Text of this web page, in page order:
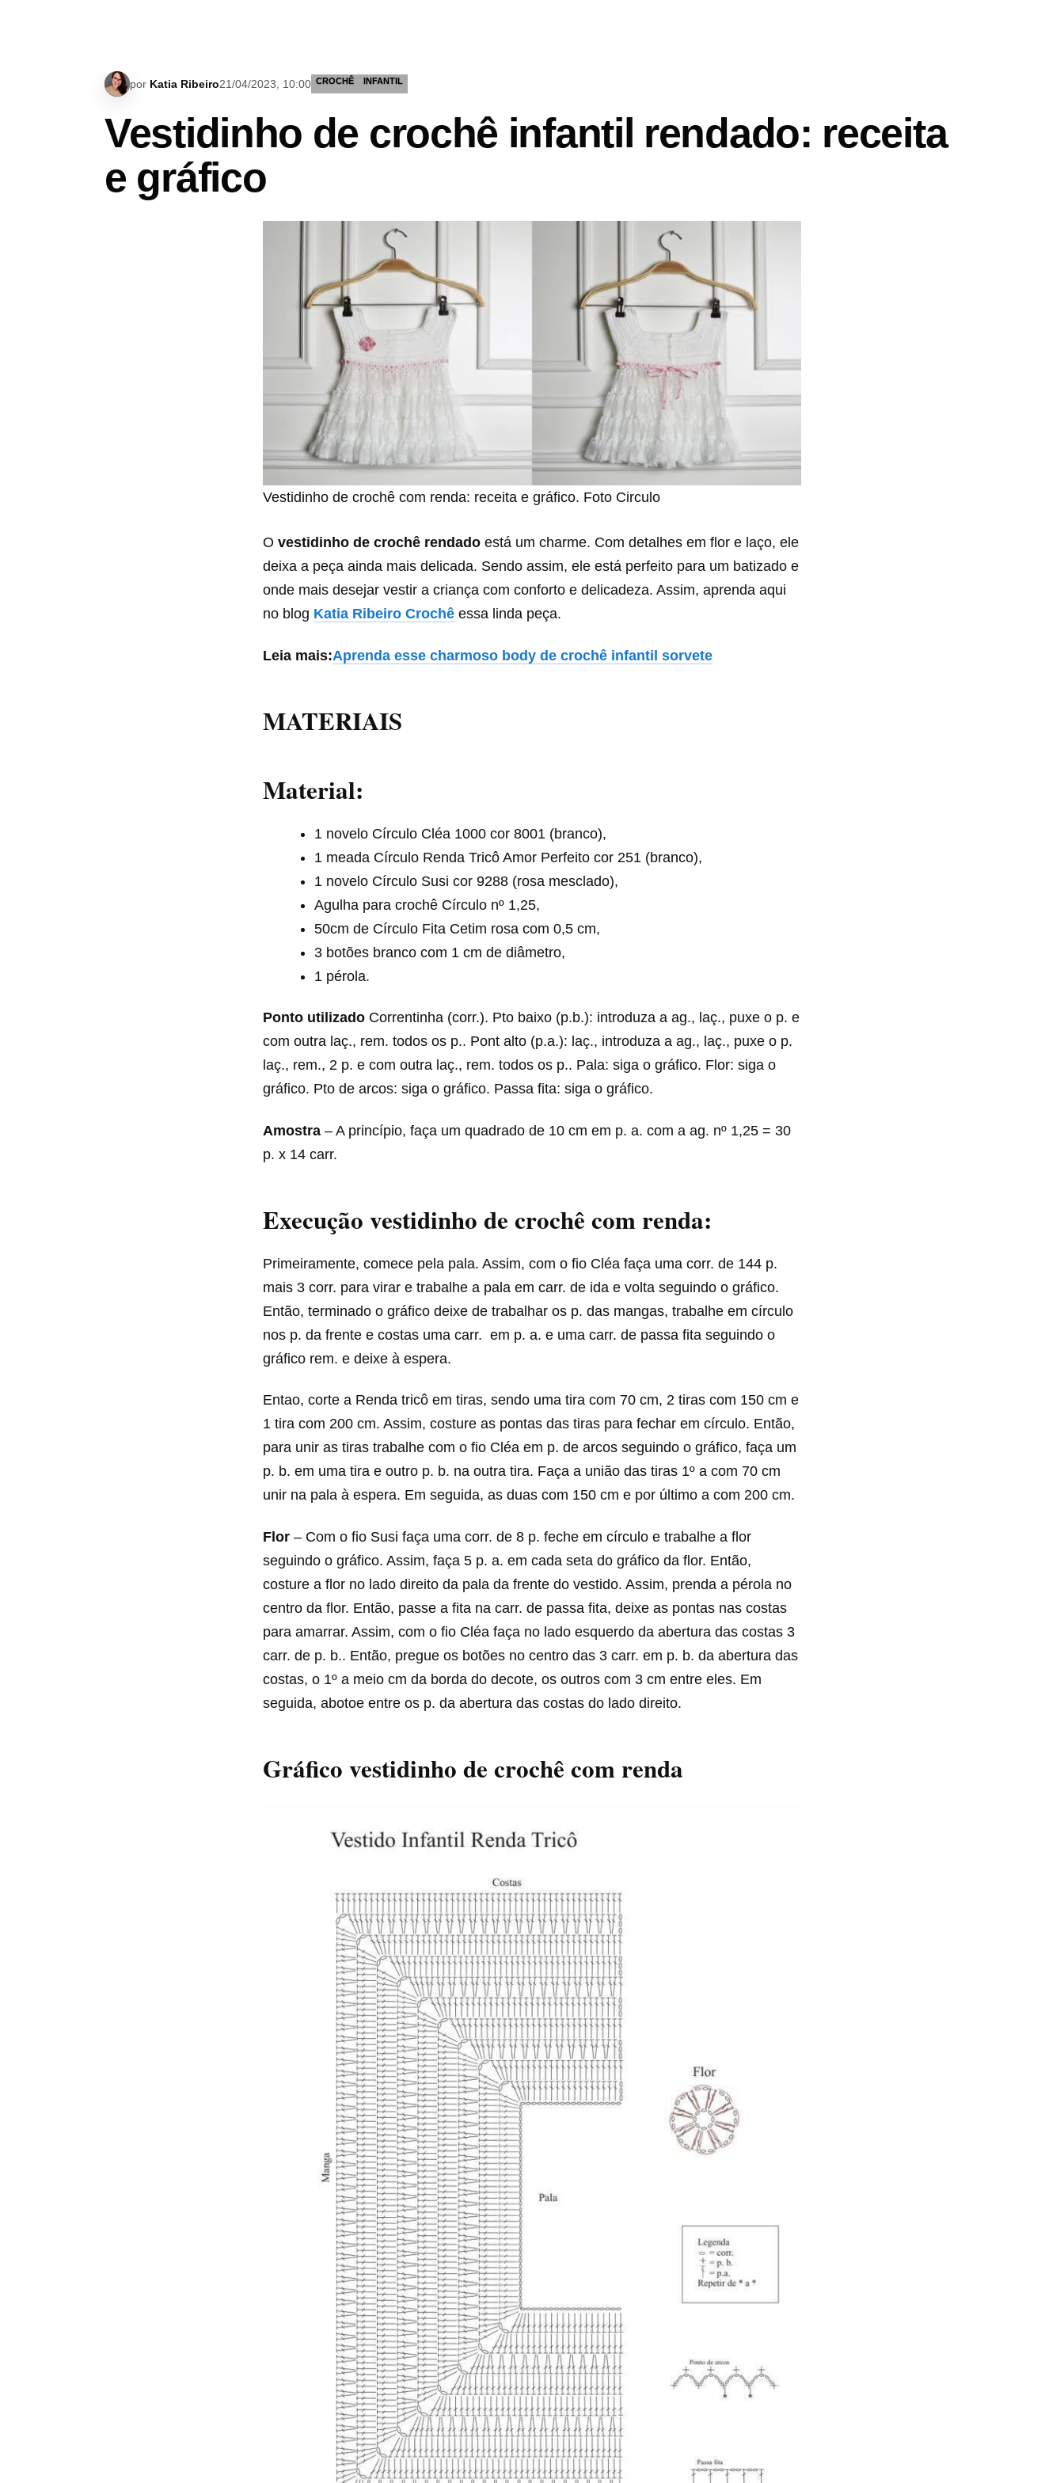
por Katia Ribeiro21/04/2023, 10:00 CROCHÊ INFANTIL
Vestidinho de crochê infantil rendado: receita
e gráfico
Vestidinho de crochê com renda: receita e gráfico. Foto Circulo
O vestidinho de crochê rendado está um charme. Com detalhes em flor e laço, ele
deixa a peça ainda mais delicada. Sendo assim, ele está perfeito para um batizado e
onde mais desejar vestir a criança com conforto e delicadeza. Assim, aprenda aqui
no blog Katia Ribeiro Crochê essa linda peça.
Leia mais:Aprenda esse charmoso body de crochê infantil sorvete
MATERIAIS
Material:
1 novelo Círculo Cléa 1000 cor 8001 (branco),
1 meada Círculo Renda Tricô Amor Perfeito cor 251 (branco),
1 novelo Círculo Susi cor 9288 (rosa mesclado),
Agulha para crochê Círculo nº 1,25,
50cm de Círculo Fita Cetim rosa com 0,5 cm,
3 botões branco com 1 cm de diâmetro,
1 pérola.
Ponto utilizado Correntinha (corr.). Pto baixo (p.b.): introduza a ag., laç., puxe o p. e
com outra laç., rem. todos os p.. Pont alto (p.a.): laç., introduza a ag., laç., puxe o p.
laç., rem., 2 p. e com outra laç., rem. todos os p.. Pala: siga o gráfico. Flor: siga o
gráfico. Pto de arcos: siga o gráfico. Passa fita: siga o gráfico.
Amostra – A princípio, faça um quadrado de 10 cm em p. a. com a ag. nº 1,25 = 30
p. x 14 carr.
Execução vestidinho de crochê com renda:
Primeiramente, comece pela pala. Assim, com o fio Cléa faça uma corr. de 144 p.
mais 3 corr. para virar e trabalhe a pala em carr. de ida e volta seguindo o gráfico.
Então, terminado o gráfico deixe de trabalhar os p. das mangas, trabalhe em círculo
nos p. da frente e costas uma carr. em p. a. e uma carr. de passa fita seguindo o
gráfico rem. e deixe à espera.
Entao, corte a Renda tricô em tiras, sendo uma tira com 70 cm, 2 tiras com 150 cm e
1 tira com 200 cm. Assim, costure as pontas das tiras para fechar em círculo. Então,
para unir as tiras trabalhe com o fio Cléa em p. de arcos seguindo o gráfico, faça um
p. b. em uma tira e outro p. b. na outra tira. Faça a união das tiras 1º a com 70 cm
unir na pala à espera. Em seguida, as duas com 150 cm e por último a com 200 cm.
Flor – Com o fio Susi faça uma corr. de 8 p. feche em círculo e trabalhe a flor
seguindo o gráfico. Assim, faça 5 p. a. em cada seta do gráfico da flor. Então,
costure a flor no lado direito da pala da frente do vestido. Assim, prenda a pérola no
centro da flor. Então, passe a fita na carr. de passa fita, deixe as pontas nas costas
para amarrar. Assim, com o fio Cléa faça no lado esquerdo da abertura das costas 3
carr. de p. b.. Então, pregue os botões no centro das 3 carr. em p. b. da abertura das
costas, o 1º a meio cm da borda do decote, os outros com 3 cm entre eles. Em
seguida, abotoe entre os p. da abertura das costas do lado direito.
Gráfico vestidinho de crochê com renda